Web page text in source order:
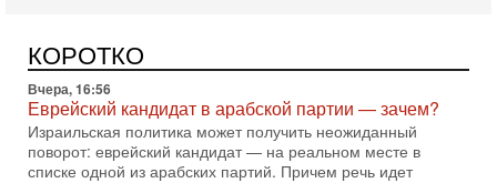
КОРОТКО
Нетаниягу на Генассамблею ООН в сентябре. По
Вчера, 16:56
Еврейский кандидат в арабской партии — зачем?
Израильская политика может получить неожиданный
поворот: еврейский кандидат — на реальном месте в
списке одной из арабских партий. Причем речь идет